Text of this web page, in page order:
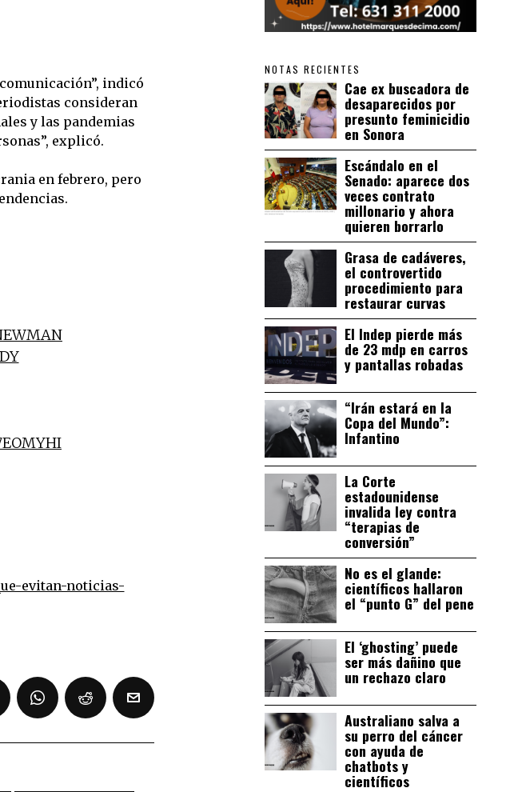
indicó
consideran
y las pandemias
explicó.
en febrero, pero
evitan-noticias-
NOTAS RECIENTES
Cae ex buscadora de
desaparecidos por
presunto feminicidio
en Sonora
Escándalo en el
Senado: aparece dos
veces contrato
millonario y ahora
quieren borrarlo
Grasa de cadáveres,
el controvertido
procedimiento para
restaurar curvas
El Indep pierde más
de 23 mdp en carros
y pantallas robadas
“Irán estará en la
Copa del Mundo”:
Infantino
La Corte
estadounidense
invalida ley contra
“terapias de
conversión”
No es el glande:
científicos hallaron
el “punto G” del pene
El ‘ghosting’ puede
ser más dañino que
un rechazo claro
Australiano salva a
su perro del cáncer
con ayuda de
chatbots y
científicos